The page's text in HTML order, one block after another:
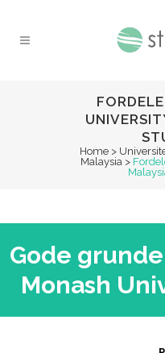
Home>
Malaysia>
Gode
Monash